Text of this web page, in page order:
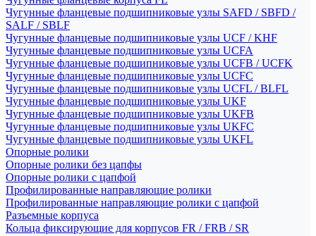
Чугунные фланцевые подшипниковые узлы SAFD / SBFD /
SALF / SBLF
Чугунные фланцевые подшипниковые узлы UCF / KHF
Чугунные фланцевые подшипниковые узлы UCFA
Чугунные фланцевые подшипниковые узлы UCFB / UCFK
Чугунные фланцевые подшипниковые узлы UCFC
Чугунные фланцевые подшипниковые узлы UCFL / BLFL
Чугунные фланцевые подшипниковые узлы UKF
Чугунные фланцевые подшипниковые узлы UKFB
Чугунные фланцевые подшипниковые узлы UKFC
Чугунные фланцевые подшипниковые узлы UKFL
Опорные ролики
Опорные ролики без цапфы
Опорные ролики с цапфой
Профилированные направляющие ролики
Профилированные направляющие ролики с цапфой
Разъемные корпуса
Кольца фиксирующие для корпусов FR / FRB / SR